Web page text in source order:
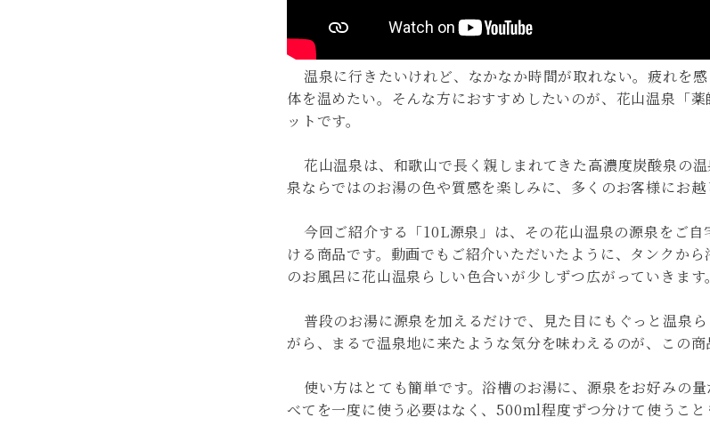
温泉に行きたいけれど、なかなか時間が取れない。疲れを
体を温めたい。そんな方におすすめしたいのが、花山温泉「
ットです。
花山温泉は、和歌山で長く親しまれてきた高濃度炭酸泉の
泉ならではのお湯の色や質感を楽しみに、多くのお客様にお越
今回ご紹介する「10L源泉」は、その花山温泉の源泉をご
ける商品です。動画でもご紹介いただいたように、タンクか
のお風呂に花山温泉らしい色合いが少しずつ広がっていきます。
普段のお湯に源泉を加えるだけで、見た目にもぐっと温泉
がら、まるで温泉地に来たような気分を味わえるのが、この商
使い方はとても簡単です。浴槽のお湯に、源泉をお好みの
べてを一度に使う必要はなく、500ml程度ずつ分けて使うこと